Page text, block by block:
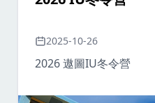
2025-10-26
2026 遨圖IU冬令營